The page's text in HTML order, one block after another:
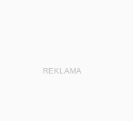
REKLAMA